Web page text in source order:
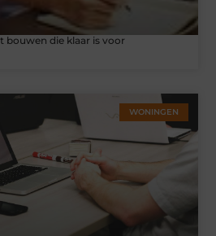
bouwen die klaar is voor
WONINGEN